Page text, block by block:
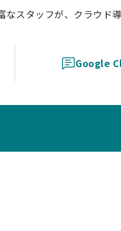
なスタッフが、クラウド
Google